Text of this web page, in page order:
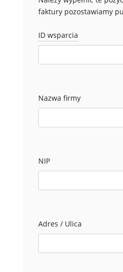
faktury pozostawiamy
ID wsparcia
Nazwa firmy
NIP
Adres / Ulica